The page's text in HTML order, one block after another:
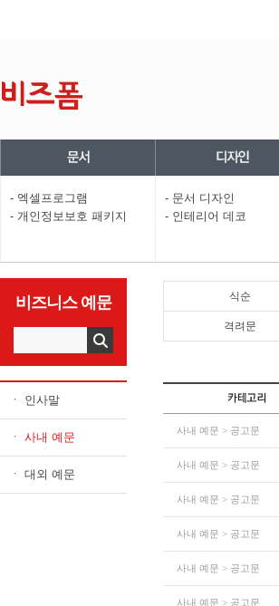
- 엑셀프로그램
- 개인정보보호 패키지
- 문서 디자인
- 인테리어 데코
비즈니스 예문
ㆍ 인사말
ㆍ 사내 예문
ㆍ 대외 예문
식순
격려문
사내 예문 > 공고문
사내 예문 > 공고문
사내 예문 > 공고문
사내 예문 > 공고문
사내 예문 > 공고문
사내 예문 > 공고문